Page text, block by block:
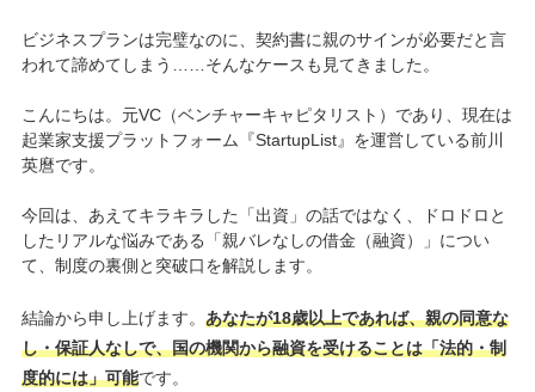
ビジネスプランは完璧なのに、契約書に親のサインが必要だと言
われて諦めてしまう……そんなケースも見てきました。
こんにちは。元VC（ベンチャーキャピタリスト）であり、現在は
起業家支援プラットフォーム『StartupList』を運営している前川
英麿です。
今回は、あえてキラキラした「出資」の話ではなく、ドロドロと
したリアルな悩みである「親バレなしの借金（融資）」につい
て、制度の裏側と突破口を解説します。
結論から申し上げます。 あなたが18歳以上であれば、親の同意な
し・保証人なしで、国の機関から融資を受けることは「法的・制
度的には」可能です。